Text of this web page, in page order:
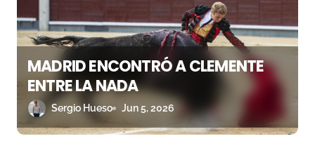
s
MADRID ENCONTRÓ A CLEMENTE
ENTRE LA NADA
Sergio Hueso Jun 5, 2026